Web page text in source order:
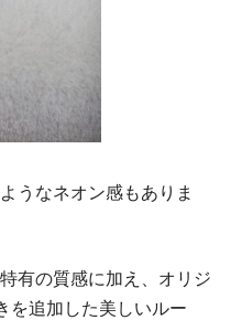
うなネオン感もありま
有の質感に加え、オリジ
を追加した美しいルー